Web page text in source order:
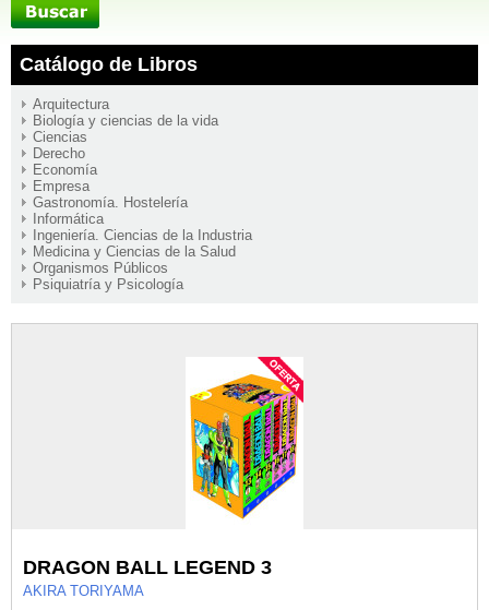
Catálogo de Libros
Arquitectura
Biología y ciencias de la vida
Ciencias
Derecho
Economía
Empresa
Gastronomía. Hostelería
Informática
Ingeniería. Ciencias de la Industria
Medicina y Ciencias de la Salud
Organismos Públicos
Psiquiatría y Psicología
DRAGON BALL LEGEND 3
AKIRA TORIYAMA